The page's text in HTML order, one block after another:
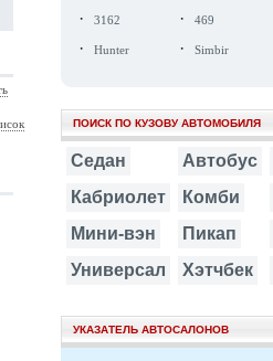
· 3162 · 469
· Hunter · Simbir
ПОИСК ПО КУЗОВУ АВТОМОБИЛЯ
Седан Автобус
Кабриолет
Комби
Мини-вэн
Пикап
Универсал
Хэтчбек
УКАЗАТЕЛЬ АВТОСАЛОНОВ